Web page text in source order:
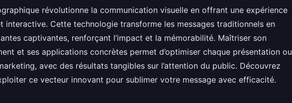
révolutionne la communication visuelle en offrant une expérience
interactive. Cette technologie transforme les messages traditionnels en
captivantes, renforçant l’impact et la mémorabilité. Maîtriser son
et ses applications concrètes permet d’optimiser chaque présentation ou
avec des résultats tangibles sur l’attention du public. Découvrez
ce vecteur innovant pour sublimer votre message avec efficacité.